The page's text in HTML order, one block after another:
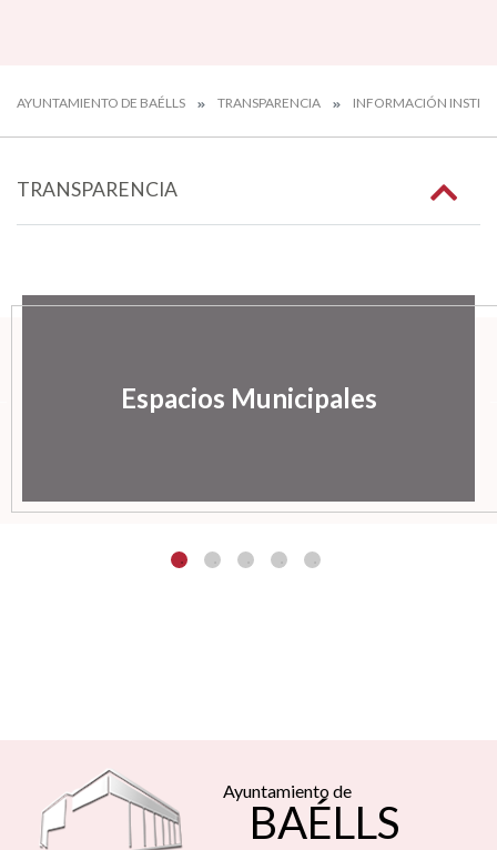
AYUNTAMIENTO DE BAÉLLS TRANSPARENCIA INFORMACIÓN
TRANSPARENCIA
Espacios Municipales
Ayuntamiento de
BAÉLLS